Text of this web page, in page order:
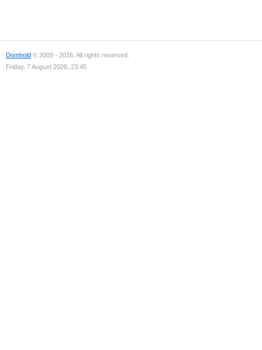
Domhold © 2009 - 2026. All rights reserved.
Friday, 7 August 2026, 23:45